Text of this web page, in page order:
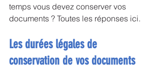
temps vous devez conserver vos
documents ? Toutes les réponses ici.
Les durées légales de
conservation de vos documents